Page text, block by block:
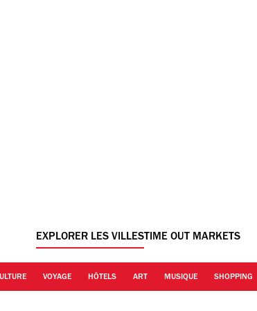
EXPLORER LES VILLESTIME OUT MARKETS
VOYAGE HÔTELS ART MUSIQUE SHOPPING